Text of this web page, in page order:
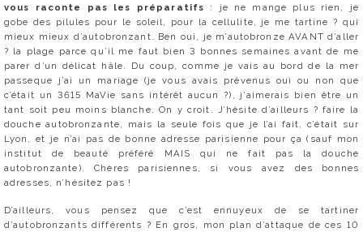
vous raconte pas les préparatifs : je ne mange plus rien, je
gobe des pilules pour le soleil, pour la cellulite, je me tartine ? qui
mieux mieux d’autobronzant. Ben oui, je m’autobronze AVANT d’aller
? la plage parce qu’il me faut bien 3 bonnes semaines avant de me
parer d’un délicat hâle. Du coup, comme je vais au bord de la mer
passeque j’ai un mariage (je vous avais prévenus oui ou non que
c’était un 3615 MaVie sans intérêt aucun ?), j’aimerais bien être un
tant soit peu moins blanche. On y croit. J’hésite d’ailleurs ? faire la
douche autobronzante, mais la seule fois que je l’ai fait, c’était sur
Lyon, et je n’ai pas de bonne adresse parisienne pour ça (sauf mon
institut de beauté préféré MAIS qui ne fait pas la douche
autobronzante). Chères parisiennes, si vous avez des bonnes
adresses, n’hésitez pas !
D’ailleurs, vous pensez que c’est ennuyeux de se tartiner
d’autobronzants différents ? En gros, mon plan d’attaque de ces 10